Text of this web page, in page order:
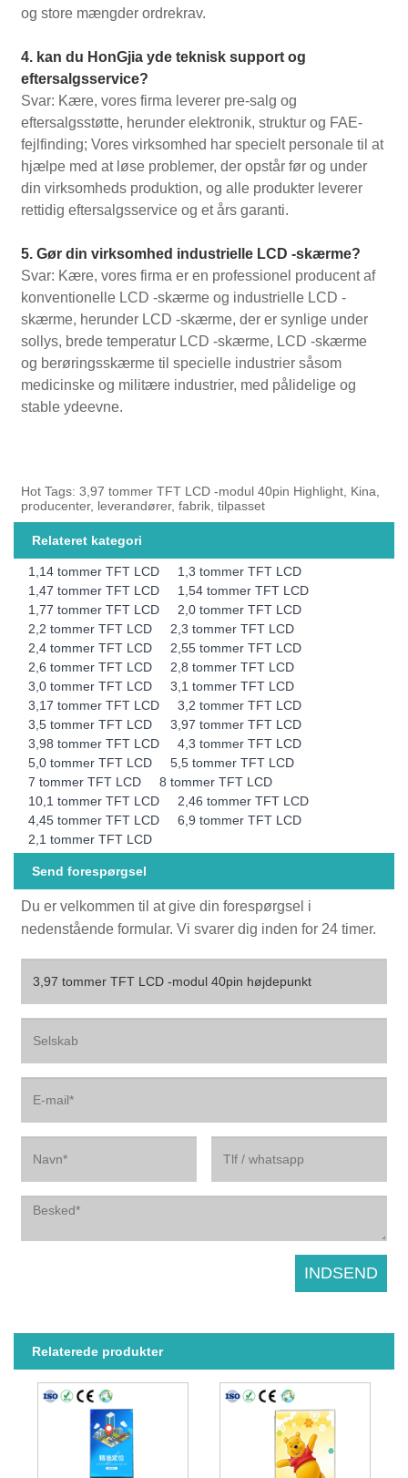
og store mængder ordrekrav.
4. kan du HonGjia yde teknisk support og
eftersalgsservice?
Svar: Kære, vores firma leverer pre-salg og
eftersalgsstøtte, herunder elektronik, struktur og FAE-
fejlfinding; Vores virksomhed har specielt personale til at
hjælpe med at løse problemer, der opstår før og under
din virksomheds produktion, og alle produkter leverer
rettidig eftersalgsservice og et års garanti.
5. Gør din virksomhed industrielle LCD -skærme?
Svar: Kære, vores firma er en professionel producent af
konventionelle LCD -skærme og industrielle LCD -
skærme, herunder LCD -skærme, der er synlige under
sollys, brede temperatur LCD -skærme, LCD -skærme
og berøringsskærme til specielle industrier såsom
medicinske og militære industrier, med pålidelige og
stable ydeevne.
Hot Tags: 3,97 tommer TFT LCD -modul 40pin Highlight, Kina,
producenter, leverandører, fabrik, tilpasset
Relateret kategori
1,14 tommer TFT LCD
1,3 tommer TFT LCD
1,47 tommer TFT LCD
1,54 tommer TFT LCD
1,77 tommer TFT LCD
2,0 tommer TFT LCD
2,2 tommer TFT LCD
2,3 tommer TFT LCD
2,4 tommer TFT LCD
2,55 tommer TFT LCD
2,6 tommer TFT LCD
2,8 tommer TFT LCD
3,0 tommer TFT LCD
3,1 tommer TFT LCD
3,17 tommer TFT LCD
3,2 tommer TFT LCD
3,5 tommer TFT LCD
3,97 tommer TFT LCD
3,98 tommer TFT LCD
4,3 tommer TFT LCD
5,0 tommer TFT LCD
5,5 tommer TFT LCD
7 tommer TFT LCD
8 tommer TFT LCD
10,1 tommer TFT LCD
2,46 tommer TFT LCD
4,45 tommer TFT LCD
6,9 tommer TFT LCD
2,1 tommer TFT LCD
Send forespørgsel
Du er velkommen til at give din forespørgsel i
nedenstående formular. Vi svarer dig inden for 24 timer.
Relaterede produkter